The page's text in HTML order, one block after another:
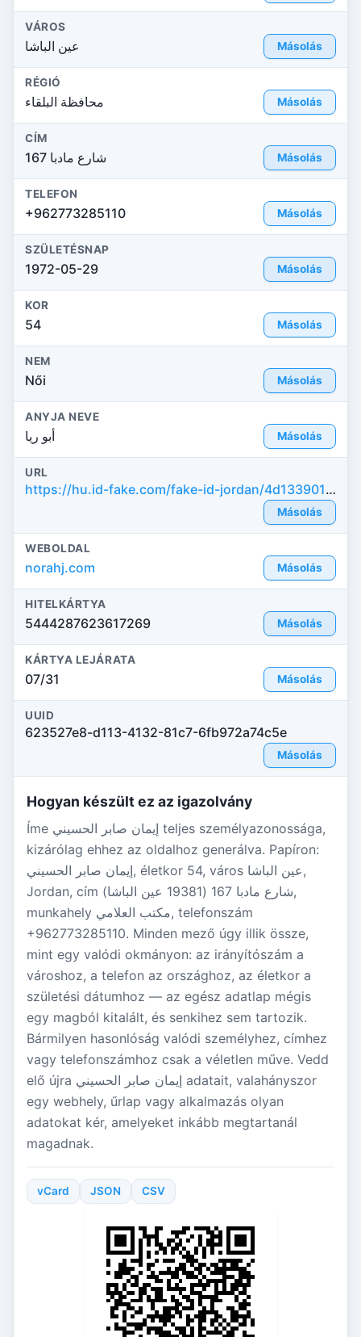
VÁROS
عين الباشا Másolás
RÉGIÓ
محافظة البلقاء Másolás
CÍM
شارع مادبا 167 Másolás
TELEFON
+962773285110 Másolás
SZÜLETÉSNAP
1972-05-29 Másolás
KOR
54 Másolás
NEM
Női Másolás
ANYJA NEVE
أبو ريا Másolás
URL
https://hu.id-fake.com/fake-id-jordan/4d1339011a52c0d866092ba49d0015ac
Másolás
WEBOLDAL
norahj.com Másolás
HITELKÁRTYA
5444287623617269 Másolás
KÁRTYA LEJÁRATA
07/31 Másolás
UUID
623527e8-d113-4132-81c7-6fb972a74c5e
Másolás
Hogyan készült ez az igazolvány
Íme إيمان صابر الحسيني teljes személyazonossága,
kizárólag ehhez az oldalhoz generálva. Papíron:
إيمان صابر الحسيني, életkor 54, város عين الباشا,
Jordan, cím شارع مادبا 167 (19381 عين الباشا),
munkahely مكتب العلامي, telefonszám
+962773285110. Minden mező úgy illik össze,
mint egy valódi okmányon: az irányítószám a
városhoz, a telefon az országhoz, az életkor a
születési dátumhoz — az egész adatlap mégis
egy magból kitalált, és senkihez sem tartozik.
Bármilyen hasonlóság valódi személyhez, címhez
vagy telefonszámhoz csak a véletlen műve. Vedd
elő újra إيمان صابر الحسيني adatait, valahányszor
egy webhely, űrlap vagy alkalmazás olyan
adatokat kér, amelyeket inkább megtartanál
magadnak.
vCard JSON CSV